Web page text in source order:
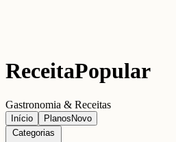
ReceitaPopular
Gastronomia & Receitas
Início Planos Novo
Categorias